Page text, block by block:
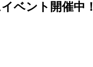
ベント開催中！